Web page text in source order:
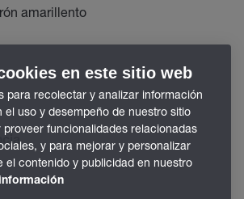
amarillento
en este sitio web
para recolectar y analizar información
el uso y desempeño de nuestro sitio
funcionalidades relacionadas
y para mejorar y personalizar
el contenido y publicidad en nuestro